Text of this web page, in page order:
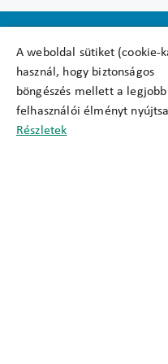
A weboldal sütiket (cookie-
használ, hogy biztonságos
böngészés mellett a legjobb
felhasználói élményt
Részletek